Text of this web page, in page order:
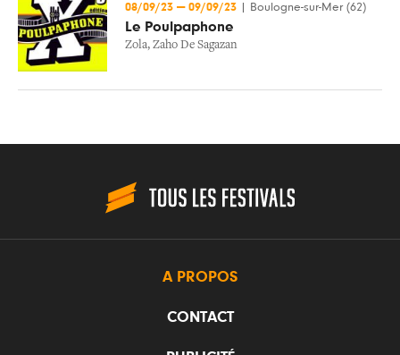
08/09/23 — 09/09/23 Boulogne-sur-Mer (62)
Le Poulpaphone
Zola, Zaho De Sagazan
A PROPOS
CONTACT